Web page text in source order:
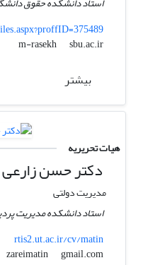
m-rasekh
sbu.ac.ir
بیشتر
هیات تحریریه
دکتر حسن
مدیریت دولتی
استاد دانشکده مدیریت
rtis2.ut.ac.ir/cv/matin
zareimatin
gmail.com